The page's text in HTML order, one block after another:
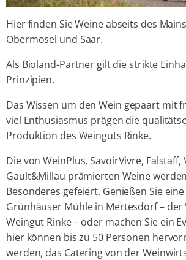
Hier finden Sie Weine abseits des
Obermosel und Saar.
Als Bioland-Partner gilt die strikte
Prinzipien.
Das Wissen um den Wein gepaart mit
viel Enthusiasmus prägen die
Produktion des Weinguts Rinke.
Die von WeinPlus, SavoirVivre, Falstaff,
Gault&Millau prämierten Weine
Besonderes gefeiert. Genießen Sie
Grünhäuser Mühle in Mertesdorf – der
Weingut Rinke – oder machen Sie ein
hier können bis zu 50 Personen
werden, das Catering von der